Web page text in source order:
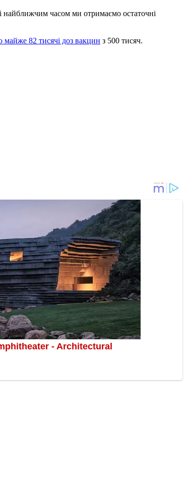
найближчим часом ми отримаємо остаточні
майже 82 тисячі доз вакцин з 500 тисяч.